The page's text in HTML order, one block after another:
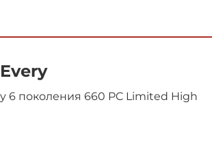
6 поколения 660 PC Limited High